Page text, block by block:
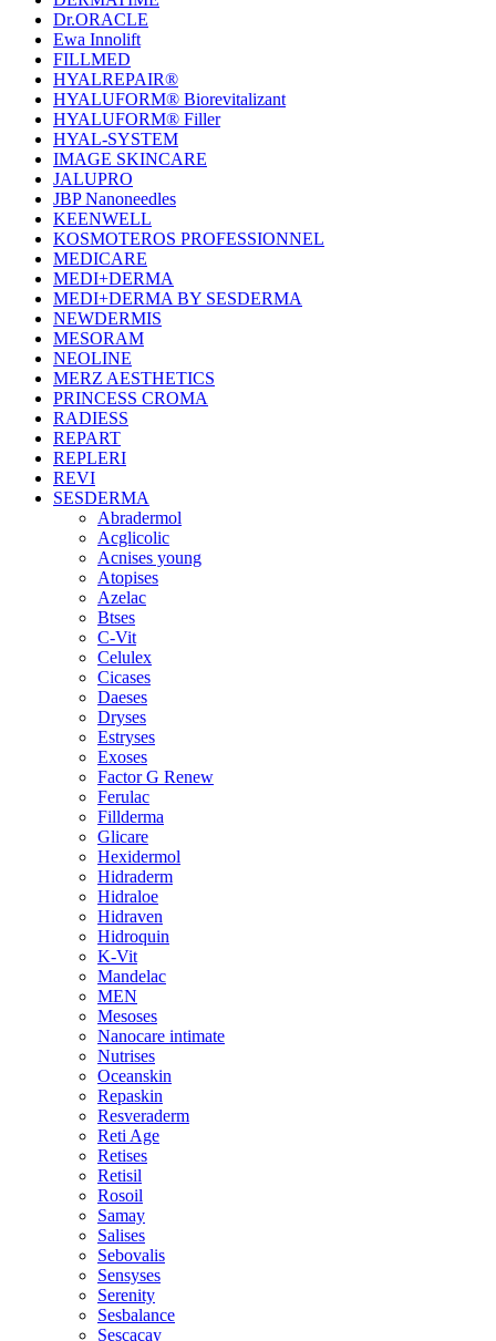
Dr.ORACLE
Ewa Innolift
FILLMED
НYALREPAIR®
HYALUFORM® Biorevitalizant
HYALUFORM® Filler
HYAL-SYSTEM
IMAGE SKINCARE
JALUPRO
JBP Nanoneedles
KEENWELL
KOSMOTEROS PROFESSIONNEL
MEDICARE
MEDI+DERMA
MEDI+DERMA BY SESDERMA
NEWDERMIS
MESORAM
NEOLINE
MERZ AESTHETICS
PRINCESS CROMA
RADIESS
REPART
REPLERI
REVI
SESDERMA
Abradermol
Acglicolic
Acnises young
Atopises
Azelac
Btses
C-Vit
Celulex
Cicases
Daeses
Dryses
Estryses
Exoses
Factor G Renew
Ferulac
Fillderma
Glicare
Hexidermol
Hidraderm
Hidraloe
Hidraven
Hidroquin
K-Vit
Mandelac
MEN
Mesoses
Nanocare intimate
Nutrises
Oceanskin
Repaskin
Resveraderm
Reti Age
Retises
Retisil
Rosoil
Samay
Salises
Sebovalis
Sensyses
Serenity
Sesbalance
Sescacay